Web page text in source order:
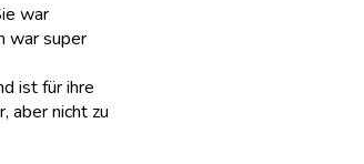
war
war super
ist für ihre
aber nicht zu